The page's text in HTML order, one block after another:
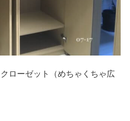
ローゼット（めちゃくちゃ広